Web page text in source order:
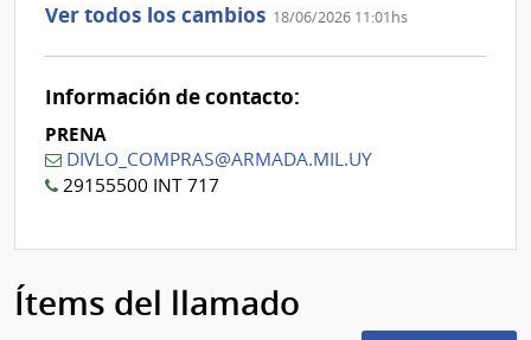
aclaración
0
Ver todos los cambios 18/06/2026 11:01hs
Información de contacto:
PRENA
DIVLO_COMPRAS@ARMADA.MIL.UY
29155500 INT 717
Ítems del llamado